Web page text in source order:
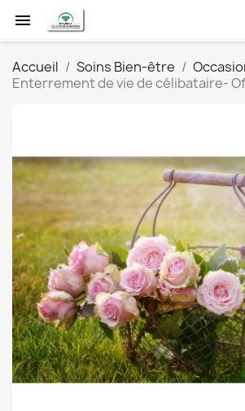

Accueil Soins Bien-être
Enterrement de vie de célibataire-